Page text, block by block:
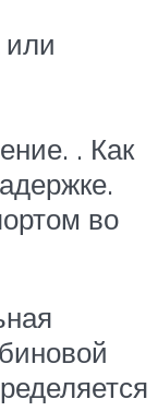
. Как
во